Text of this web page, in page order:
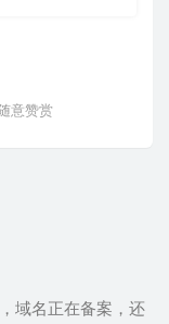
意赞赏
域名正在备案，还